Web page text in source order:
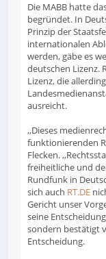
Die MABB hatte
begründet. In
Prinzip der
internationalen
werden, gäbe es
deutschen Lizenz.
Lizenz, die
ausreicht.
,,Dieses
funktionierenden
Flecken.
freiheitliche und
Rundfunk in
sich auch RT.DE
Gericht unser
seine
sondern bestätigt
Entscheidung.